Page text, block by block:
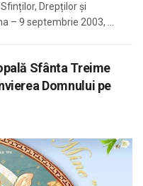
Drepților și
– 9 septembrie 2003, ...
Sfânta Treime
Domnului pe